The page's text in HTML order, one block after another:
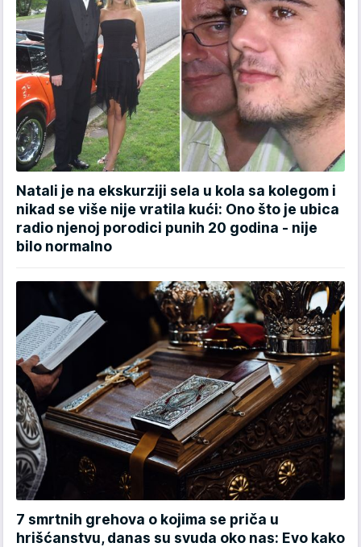
Natali je na ekskurziji sela u kola sa kolegom i
nikad se više nije vratila kući: Ono što je ubica
radio njenoj porodici punih 20 godina - nije
bilo normalno
7 smrtnih grehova o kojima se priča u
hrišćanstvu, danas su svuda oko nas: Evo kako